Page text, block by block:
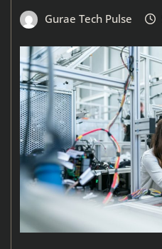
Gurae Tech Pulse